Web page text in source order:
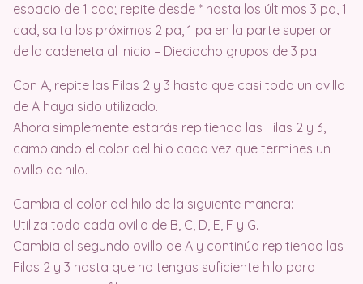
espacio de 1 cad; repite desde * hasta los últimos 3 pa, 1
cad, salta los próximos 2 pa, 1 pa en la parte superior
de la cadeneta al inicio – Dieciocho grupos de 3 pa.
Con A, repite las Filas 2 y 3 hasta que casi todo un ovillo
de A haya sido utilizado.
Ahora simplemente estarás repitiendo las Filas 2 y 3,
cambiando el color del hilo cada vez que termines un
ovillo de hilo.
Cambia el color del hilo de la siguiente manera:
Utiliza todo cada ovillo de B, C, D, E, F y G.
Cambia al segundo ovillo de A y continúa repitiendo las
Filas 2 y 3 hasta que no tengas suficiente hilo para